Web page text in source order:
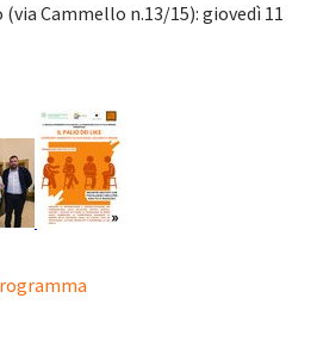
(via Cammello n.13/15): giovedì 11